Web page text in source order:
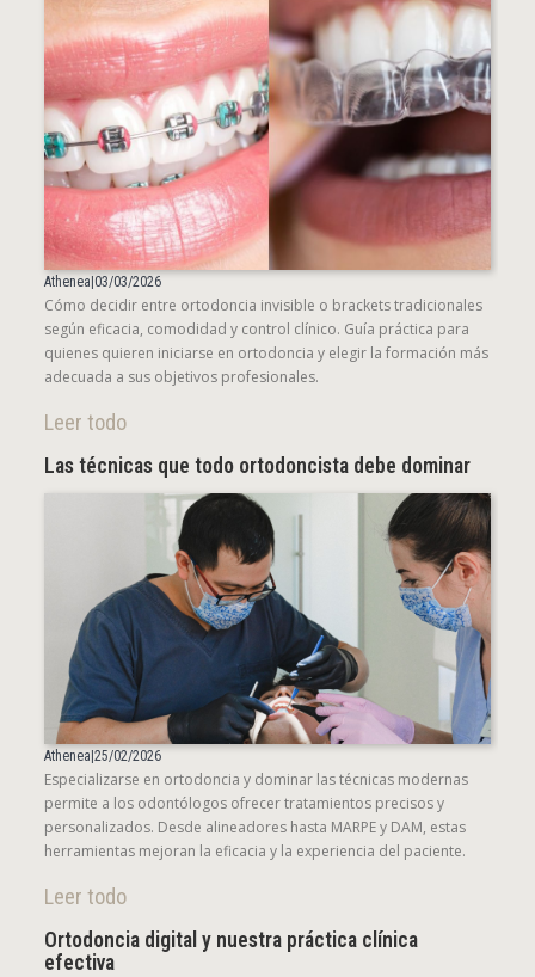
Athenea|03/03/2026
Cómo decidir entre ortodoncia invisible o brackets tradicionales
según eficacia, comodidad y control clínico. Guía práctica para
quienes quieren iniciarse en ortodoncia y elegir la formación más
adecuada a sus objetivos profesionales.
Leer todo
Las técnicas que todo ortodoncista debe dominar
Athenea 25/02/2026
Especializarse en ortodoncia y dominar las técnicas modernas
permite a los odontólogos ofrecer tratamientos precisos y
personalizados. Desde alineadores hasta MARPE y DAM, estas
herramientas mejoran la eficacia y la experiencia del paciente.
Leer todo
Ortodoncia digital y nuestra práctica clínica
efectiva